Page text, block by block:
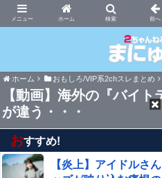
ホーム
まにゅそく 2chまと
ホーム おもしろ/VIP系2chスレまとめ
【動画】海外の『バイ
が違う・・・
おすすめ!
【炎上】アイドルさ